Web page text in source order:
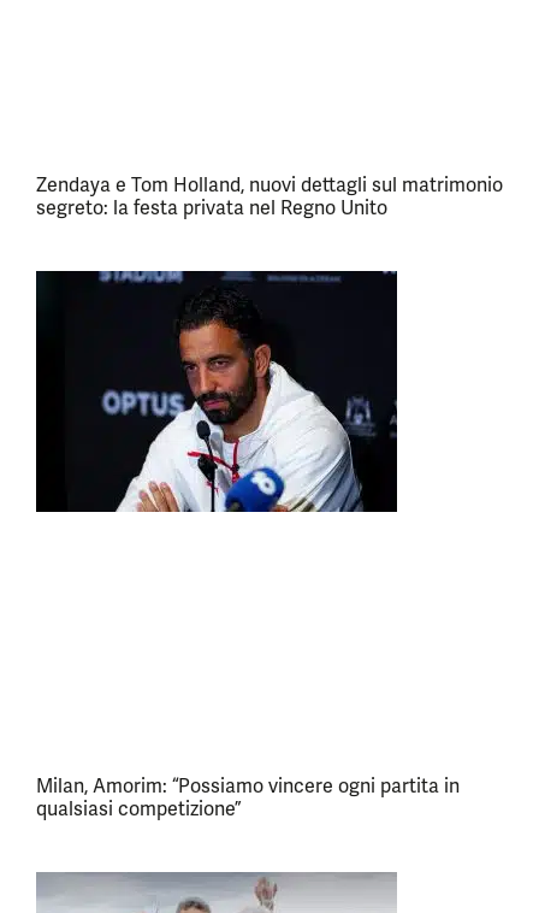
Zendaya e Tom Holland, nuovi dettagli sul matrimonio
segreto: la festa privata nel Regno Unito
Milan, Amorim: “Possiamo vincere ogni partita in
qualsiasi competizione”